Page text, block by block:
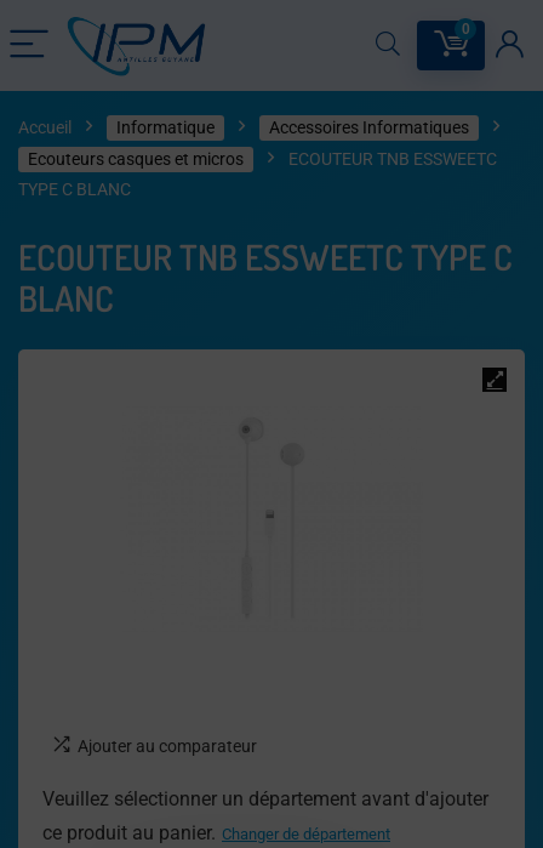
0
Accueil Informatique
Accessoires Informatiques
Ecouteurs casques et micros
ECOUTEUR TNB ESSWEETC
TYPE C BLANC
ECOUTEUR TNB ESSWEETC TYPE C
BLANC
Ajouter au comparateur
Veuillez sélectionner un département avant d'ajouter
ce produit au panier. Changer de département